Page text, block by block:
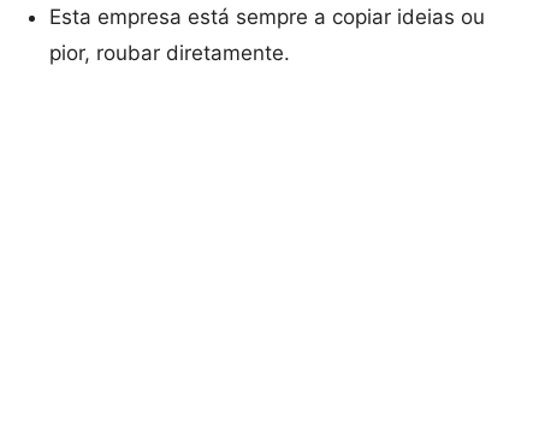
Esta empresa está sempre a copiar ideias ou
pior, roubar diretamente.